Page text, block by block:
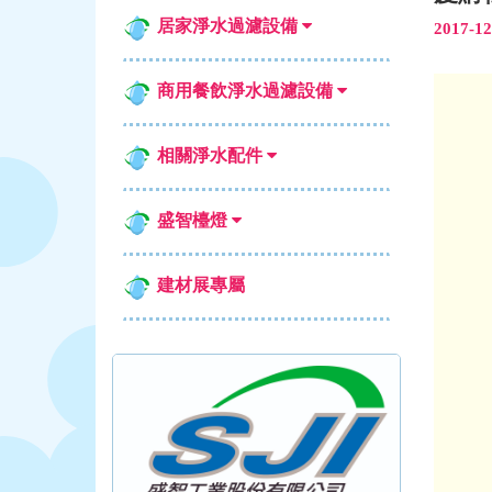
2017-
居家淨水過濾設備
商用餐飲淨水過濾設備
相關淨水配件
盛智檯燈
建材展專屬